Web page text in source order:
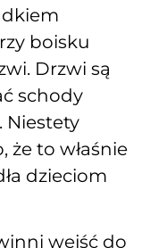
boisku
Drzwi są
schody
Niestety
że to właśnie
dzieciom
wejść do